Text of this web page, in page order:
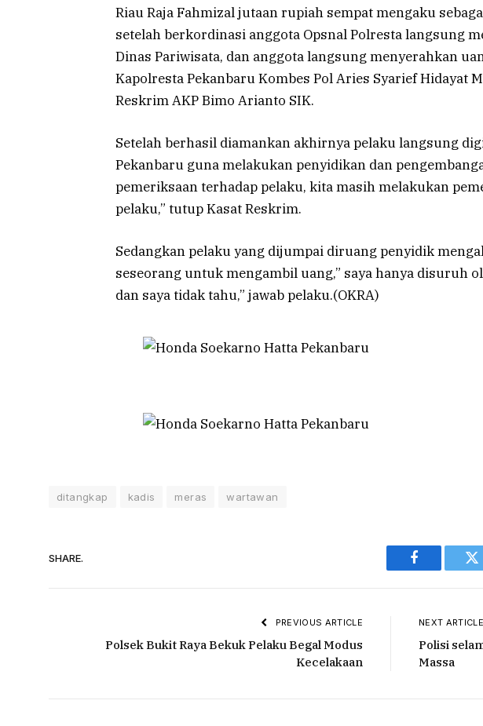
Riau Raja Fahmizal jutaan rupiah sempat mengaku
setelah berkordinasi anggota Opsnal Polresta langsung
Dinas Pariwisata, dan anggota langsung menyerahkan
Kapolresta Pekanbaru Kombes Pol Aries Syarief Hidayat
Reskrim AKP Bimo Arianto SIK.
Setelah berhasil diamankan akhirnya pelaku langsung
Pekanbaru guna melakukan penyidikan dan
pemeriksaan terhadap pelaku, kita masih melakukan
pelaku,” tutup Kasat Reskrim.
Sedangkan pelaku yang dijumpai diruang penyidik
seseorang untuk mengambil uang,” saya hanya disuruh
dan saya tidak tahu,” jawab pelaku.(OKRA)
ditangkap kadis meras wartawan
SHARE.
Facebook
PREVIOUS ARTICLE
Polsek Bukit Raya Bekuk Pelaku Begal Modus
Kecelakaan
NEXT ARTICLE
Polisi
Massa